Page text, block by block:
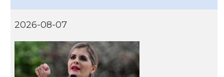
2026-08-07